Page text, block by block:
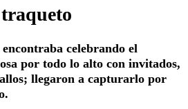
celebrando el
por todo lo alto con invitados,
llegaron a capturarlo por